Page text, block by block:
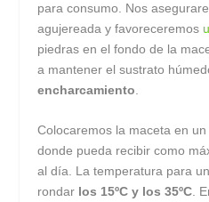
para consumo. Nos
agujereada y favoreceremos
piedras en el fondo de la
a mantener el sustrato
encharcamiento
Colocaremos la maceta en un
donde pueda recibir como
al día. La temperatura para
rondar los 15ºC y los 35ºC.